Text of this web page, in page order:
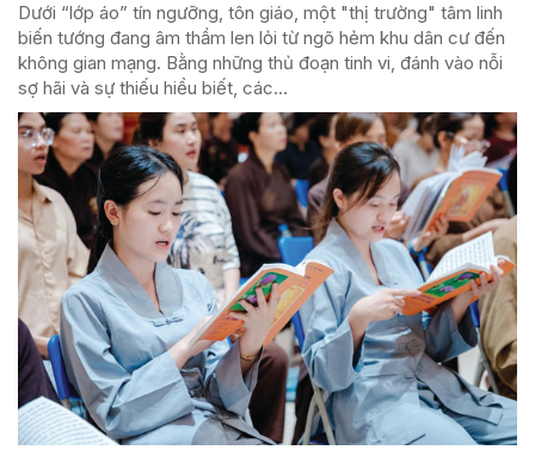
Dưới “lớp áo” tín ngưỡng, tôn giáo, một "thị trường" tâm linh
biến tướng đang âm thầm len lỏi từ ngõ hẻm khu dân cư đến
không gian mạng. Bằng những thủ đoạn tinh vi, đánh vào nỗi
sợ hãi và sự thiếu hiểu biết, các...